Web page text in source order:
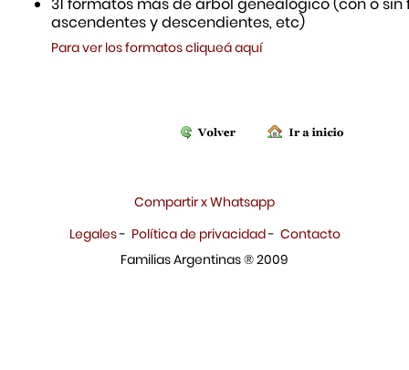
31 formatos más de árbol genealógico (con o sin
ascendentes y descendientes, etc)
Para ver los formatos cliqueá aquí
Compartir x Whatsapp
Legales- Política de privacidad- Contacto
Familias Argentinas ® 2009